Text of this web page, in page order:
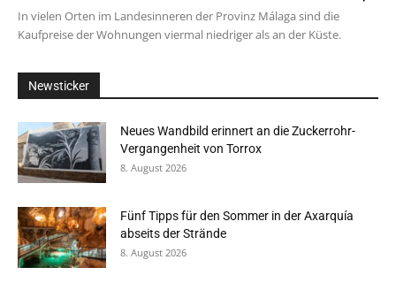
In vielen Orten im Landesinneren der Provinz Málaga sind die
Kaufpreise der Wohnungen viermal niedriger als an der Küste.
Newsticker
Neues Wandbild erinnert an die Zuckerrohr-
Vergangenheit von Torrox
8. August 2026
Fünf Tipps für den Sommer in der Axarquía
abseits der Strände
8. August 2026